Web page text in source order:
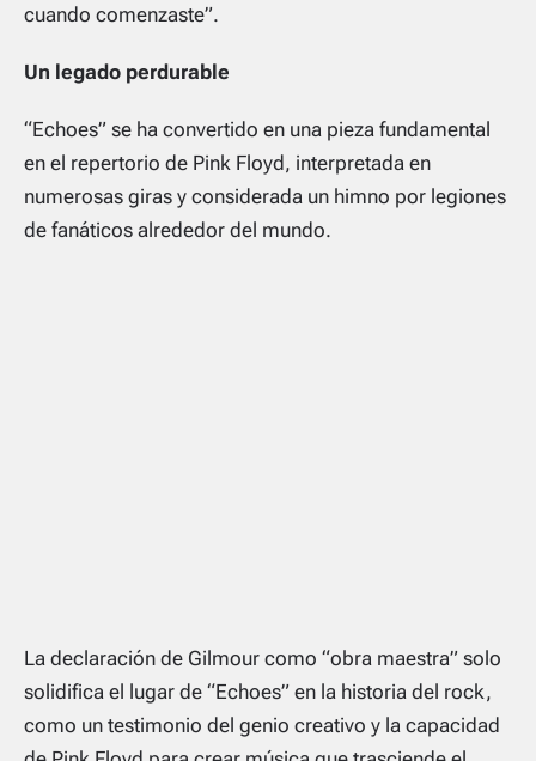
cuando comenzaste”.
Un legado perdurable
“Echoes” se ha convertido en una pieza fundamental
en el repertorio de Pink Floyd, interpretada en
numerosas giras y considerada un himno por legiones
de fanáticos alrededor del mundo.
La declaración de Gilmour como “obra maestra” solo
solidifica el lugar de “Echoes” en la historia del rock,
como un testimonio del genio creativo y la capacidad